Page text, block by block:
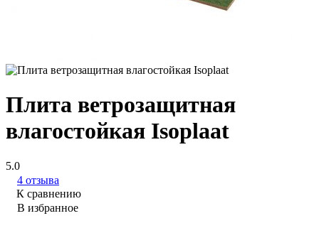
Плита ветрозащитная
влагостойкая Isoplaat
5.0
4 отзыва
К сравнению
В избранное